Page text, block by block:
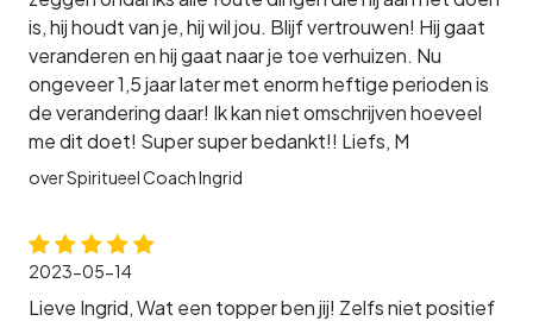
is, hij houdt van je, hij wil jou. Blijf vertrouwen! Hij gaat
veranderen en hij gaat naar je toe verhuizen. Nu
ongeveer 1,5 jaar later met enorm heftige perioden is
de verandering daar! Ik kan niet omschrijven hoeveel
me dit doet! Super super bedankt!! Liefs, M
over Spiritueel Coach Ingrid
2023-05-14
Lieve Ingrid, Wat een topper ben jij! Zelfs niet positief